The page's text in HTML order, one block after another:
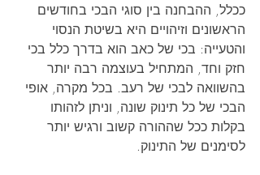
ככלל, ההבחנה בין סוגי הבכי בחודשים
הראשונים וזיהויים היא בשיטת הנסוי
והטעייה: בכי של כאב הוא בדרך כלל בכי
חזק וחד, המתחיל בעוצמה רבה יותר
בהשוואה לבכי של רעב. בכל מקרה, אופי
הבכי של כל תינוק שונה, וניתן לזהותו
בקלות ככל שההורה קשוב ורגיש יותר
לסימנים של התינוק.